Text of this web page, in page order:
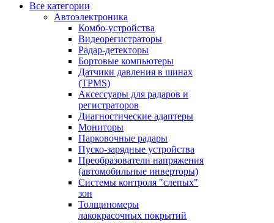
Все категории
Автоэлектроника
Комбо-устройства
Видеорегистраторы
Радар-детекторы
Бортовые компьютеры
Датчики давления в шинах
(TPMS)
Аксессуары для радаров и
регистраторов
Диагностические адаптеры
Мониторы
Парковочные радары
Пуско-зарядные устройства
Преобразователи напряжения
(автомобильные инверторы)
Системы контроля "слепых"
зон
Толщиномеры
лакокрасочных покрытий